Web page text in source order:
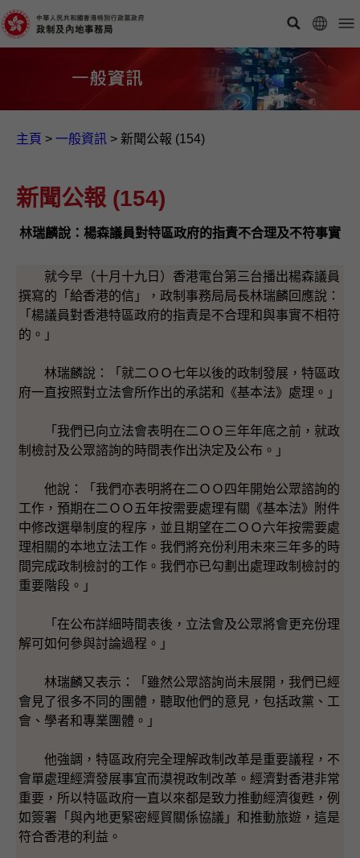
主頁 > 一般資訊​ > 新聞公報 (154)
新聞公報 (154)
林瑞麟說：楊森議員對特區政府的指責不合理及不符事實
就今早（十月十九日）香港電台第三台播出楊森議員
撰寫的「給香港的信」，政制事務局局長林瑞麟回應說：
「楊議員對香港特區政府的指責是不合理和與事實不相符
的。」
林瑞麟說：「就二ＯＯ七年以後的政制發展，特區政
府一直按照對立法會所作出的承諾和《基本法》處理。」
「我們已向立法會表明在二ＯＯ三年年底之前，就政
制檢討及公眾諮詢的時間表作出決定及公布。」
他說：「我們亦表明將在二ＯＯ四年開始公眾諮詢的
工作，預期在二ＯＯ五年按需要處理有關《基本法》附件
中修改選舉制度的程序，並且期望在二ＯＯ六年按需要處
理相關的本地立法工作。我們將充份利用未來三年多的時
間完成政制檢討的工作。我們亦已勾劃出處理政制檢討的
重要階段。」
「在公布詳細時間表後，立法會及公眾將會更充份理
解可如何參與討論過程。」
林瑞麟又表示：「雖然公眾諮詢尚未展開，我們已經
會見了很多不同的團體，聽取他們的意見，包括政黨、工
會、學者和專業團體。」
他強調，特區政府完全理解政制改革是重要議程，不
會單處理經濟發展事宜而漠視政制改革。經濟對香港非常
重要，所以特區政府一直以來都是致力推動經濟復甦，例
如簽署「與內地更緊密經貿關係協議」和推動旅遊，這是
符合香港的利益。